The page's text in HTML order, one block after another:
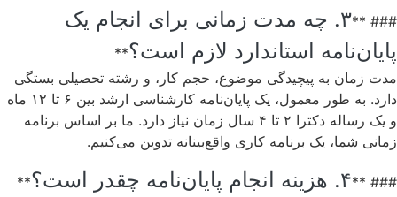
### **
۳. چه مدت زمانی برای انجام یک
پایان‌نامه استاندارد لازم است؟**
مدت زمان به پیچیدگی موضوع، حجم کار، و رشته تحصیلی بستگی
دارد. به طور معمول، یک پایان‌نامه کارشناسی ارشد بین ۶ تا ۱۲ ماه
و یک رساله دکترا ۲ تا ۴ سال زمان نیاز دارد. ما بر اساس برنامه
زمانی شما، یک برنامه کاری واقع‌بینانه تدوین می‌کنیم.
### **۴. هزینه انجام پایان‌نامه چقدر است؟
**